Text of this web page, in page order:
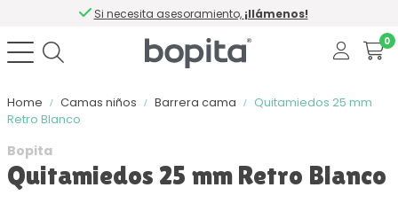
Si necesita asesoramiento, ¡llámenos!
0
Home Camas niños Barrera cama
Quitamiedos 25 mm
Retro Blanco
Bopita
Quitamiedos 25 mm Retro Blanco